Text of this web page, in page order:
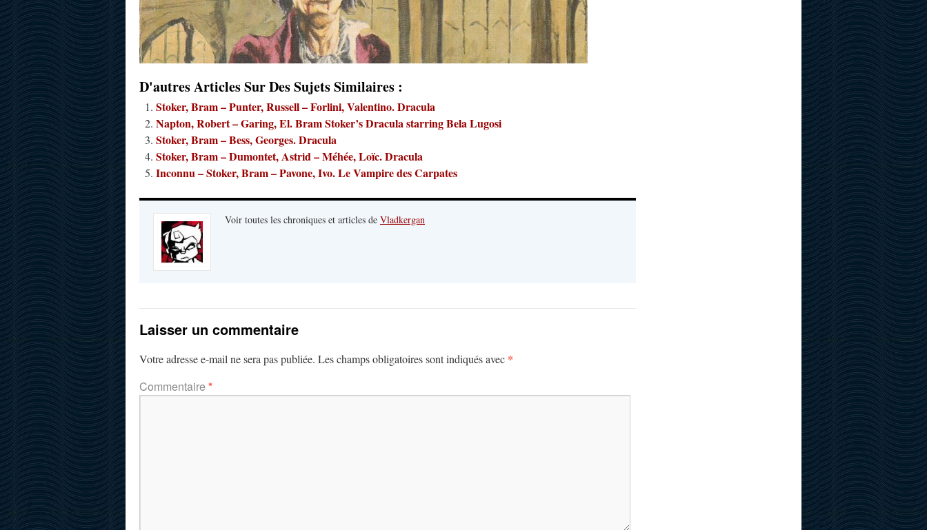
D'autres Articles Sur Des Sujets Similaires :
Stoker, Bram – Punter, Russell – Forlini, Valentino. Dracula
Napton, Robert – Garing, El. Bram Stoker’s Dracula starring Bela Lugosi
Stoker, Bram – Bess, Georges. Dracula
Stoker, Bram – Dumontet, Astrid – Méhée, Loïc. Dracula
Inconnu – Stoker, Bram – Pavone, Ivo. Le Vampire des Carpates
Voir toutes les chroniques et articles de Vladkergan
Laisser un commentaire
Votre adresse e-mail ne sera pas publiée. Les champs obligatoires sont indiqués avec *
Commentaire *